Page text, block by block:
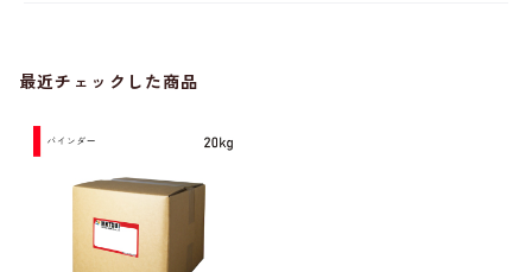
最近チェックした商品